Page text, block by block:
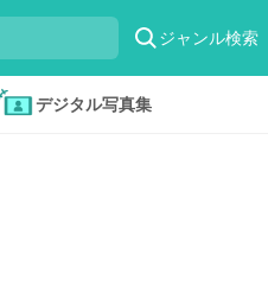
ジャンル検索
デジタル写真集